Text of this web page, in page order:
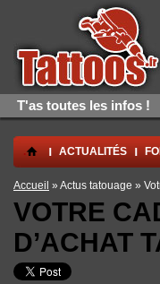
Aller au contenu principal
Skip to navigation
T'as toutes les infos !
. ACTUALITÉS
Vous êtes ici
Accueil » Actus tatouage »
VOTRE
D’ACHAT